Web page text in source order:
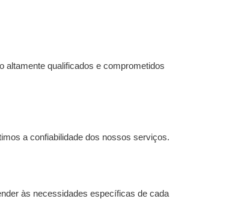
altamente qualificados e comprometidos
a confiabilidade dos nossos serviços.
às necessidades específicas de cada